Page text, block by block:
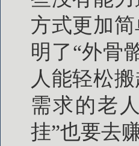
方式更加
明了“外骨
人能轻松
需求的老
挂”也要去